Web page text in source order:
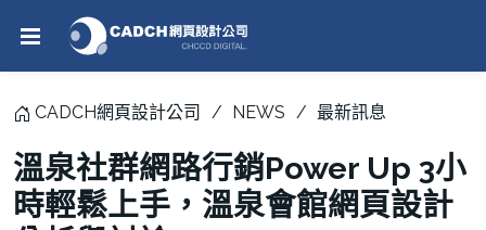
CADCH網頁設計公司 NEWS 最新訊息
溫泉社群網路行銷Power Up 3小
時輕鬆上手，溫泉會館網頁設計